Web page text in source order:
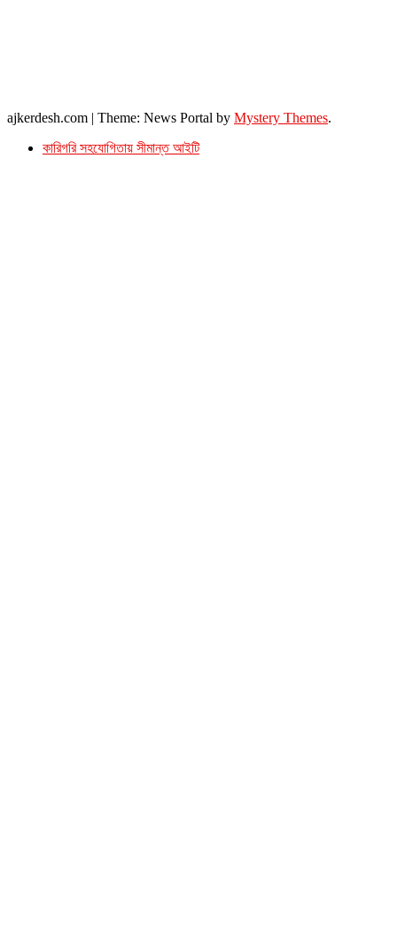
ajkerdesh.com | Theme: News Portal by Mystery Themes.
কারিগরি সহযোগিতায় সীমান্ত আইটি